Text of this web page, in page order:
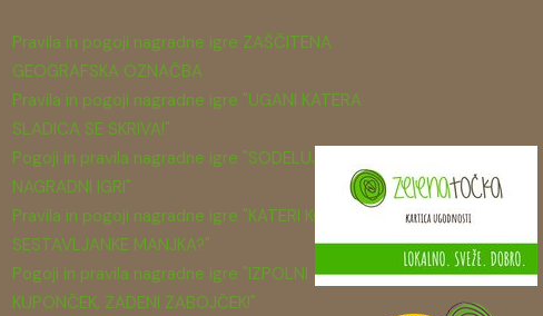
Pravila in pogoji nagradne igre ZAŠČITENA
GEOGRAFSKA OZNAČBA
Pravila in pogoji nagradne igre "UGANI KATERA
SLADICA SE SKRIVA!"
Pogoji in pravila nagradne igre "SODELUJ V
NAGRADNI IGRI"
Pravila in pogoji nagradne igre "KATERI KOS
SESTAVLJANKE MANJKA?"
Pogoji in pravila nagradne igre "IZPOLNI
KUPONČEK, ZADENI ZABOJČEK!"